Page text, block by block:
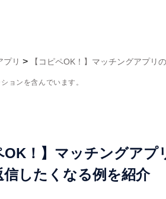
プリ > 【コピペOK！】マッチングアプリ
ョンを含んでいます。
OK！】マッチングアプ
信したくなる例を紹介